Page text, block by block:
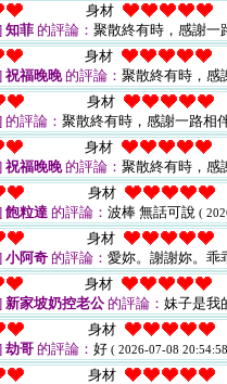
身材
知菲 的評論： 聚散終有時，感謝一
身材
祝福晚晚的評論： 聚散終有時，感
身材
的評論： 聚散終有時，感謝一路相
身材
祝福晚晚的評論： 聚散終有時，感
身材
飽粒達 的評論： 波棒 無話可說 (
身材
小阿奇 的評論： 愛妳。謝謝妳。乖
身材
新家坡奶控老公 的評論： 妹子是
身材
劫哥 的評論： 好 ( 2026-07-08
身材